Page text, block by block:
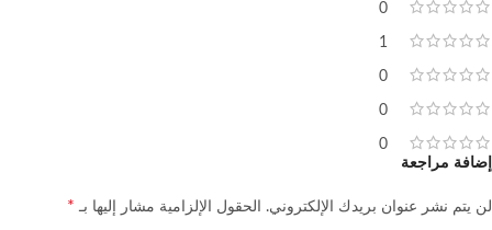
0
1
0
0
0
إضافة مراجعة
لن يتم نشر عنوان بريدك الإلكتروني. الحقول الإلزامية مشار إليها بـ *